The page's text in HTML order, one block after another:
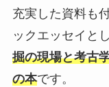
充実した資料も
ックエッセイと
掘の現場と考古
の本です。